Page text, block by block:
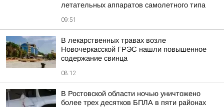
летательных аппаратов самолетного типа
09:51
В лекарственных травах возле
Новочеркасской ГРЭС нашли повышенное
содержание свинца
08:12
В Ростовской области ночью уничтожено
более трех десятков БПЛА в пяти районах